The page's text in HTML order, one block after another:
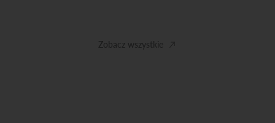
Zobacz wszystkie